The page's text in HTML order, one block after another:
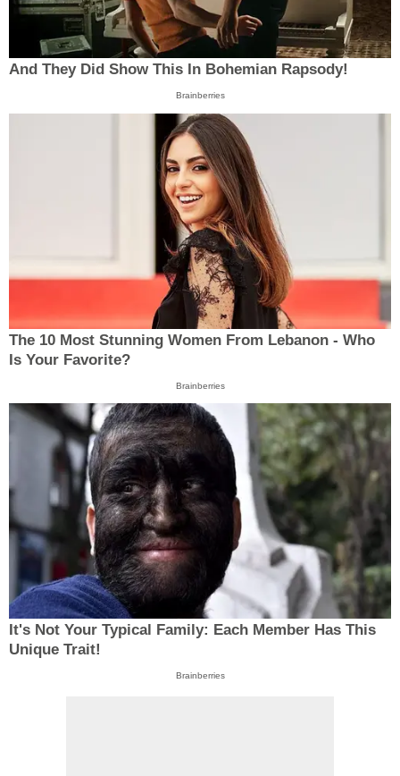
And They Did Show This In Bohemian Rapsody!
Brainberries
The 10 Most Stunning Women From Lebanon - Who
Is Your Favorite?
Brainberries
It's Not Your Typical Family: Each Member Has This
Unique Trait!
Brainberries